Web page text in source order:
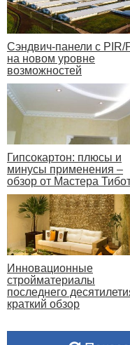
Сэндвич-панели с PIR/
на новом уровне
возможностей
Гипсокартон: плюсы и
минусы применения –
обзор от Мастера
Инновационные
стройматериалы
последнего
краткий обзор